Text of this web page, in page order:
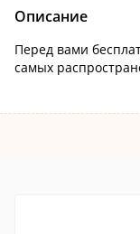
Описание
Перед вами
самых